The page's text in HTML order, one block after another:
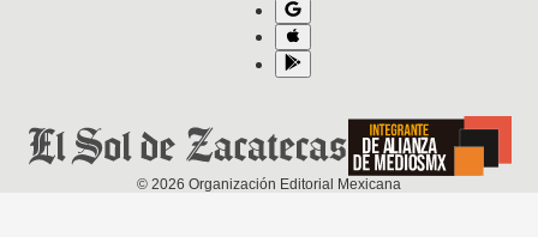
© 2026 Organización Editorial Mexicana